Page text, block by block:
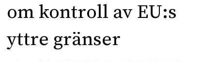
om kontroll av EU:s
yttre gränser